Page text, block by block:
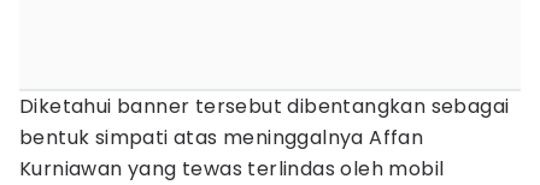
Diketahui banner tersebut dibentangkan sebagai
bentuk simpati atas meninggalnya Affan
Kurniawan yang tewas terlindas oleh mobil